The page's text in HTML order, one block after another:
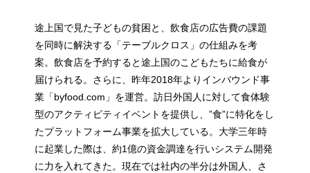
途上国で見た子どもの貧困と、飲食店の広告費の課題
を同時に解決する「テーブルクロス」の仕組みを考
案。飲食店を予約すると途上国のこどもたちに給食が
届けられる。さらに、昨年2018年よりインバウンド事
業「byfood.com」を運営。訪日外国人に対して食体験
型のアクティビティイベントを提供し、”食”に特化をし
たプラットフォーム事業を拡大している。大学三年時
に起業した際は、約1億の資金調達を行いシステム開発
に力を入れてきた。現在では社内の半分は外国人、さ